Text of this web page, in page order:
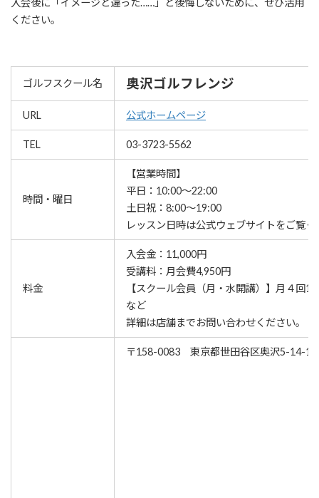
入会後に「イメージと違った……」と後悔しないために、ぜひ活用
ください。
ゴルフスクール名 奥沢ゴルフレンジ
URL 公式ホームページ
TEL 03-3723-5562
時間・曜日
【営業時間】
平日：10:00～22:00
土日祝：8:00～19:00
レッスン⽇時は公式ウェブサイトをご覧く
料金
入会金：11,000円
受講料：月会費4,950円
【スクール会員（月・水開講）】月４回
など
詳細は店舗までお問い合わせください。
〒158-0083 東京都世田谷区奥沢5-14-11